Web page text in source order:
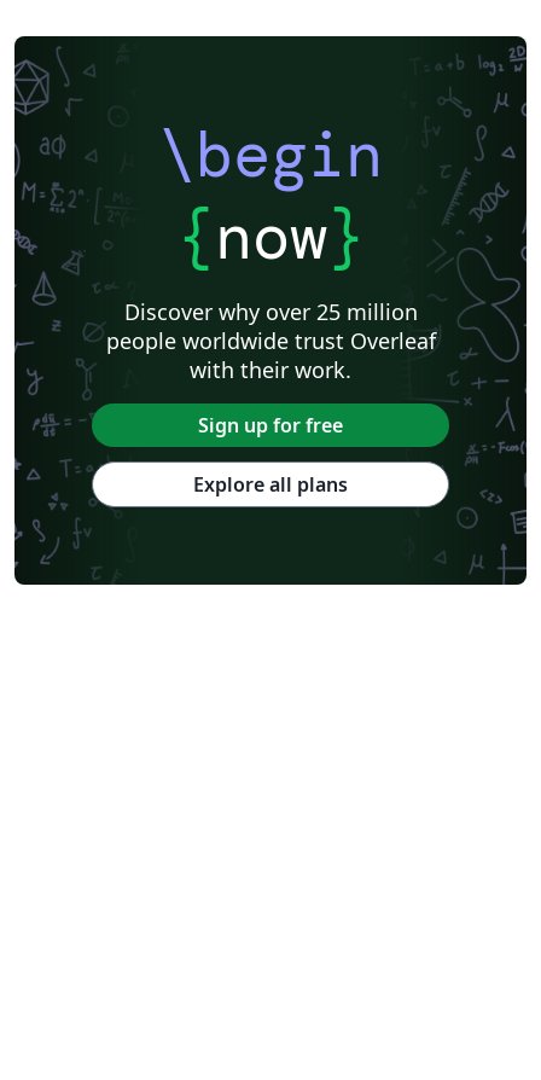
\begin
{now}
Discover why over 25 million
people worldwide trust Overleaf
with their work.
Sign up for free
Explore all plans